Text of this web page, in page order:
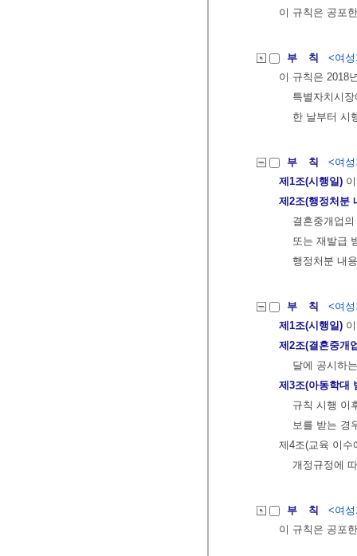
이 규칙은 공포
부 칙
<여
이 규칙은 2018
특별자치시
한 날부터 시
부 칙
<여
제1조(시행일)
제2조(행정처분
결혼중개업
또는 재발급
행정처분 내
부 칙
<여
제1조(시행일)
제2조(결혼중개
달에 공시하
제3조(아동학대
규칙 시행 이
보를 받는 경
제4조(교육 이
개정규정에
부 칙
<여
이 규칙은 공포